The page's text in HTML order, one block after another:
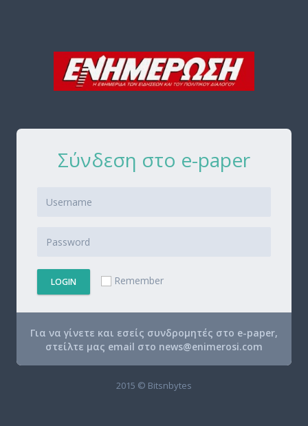
Σύνδεση στο e-paper
LOGIN Remember
Για να γίνετε και εσείς συνδρομητές στο e-paper,
στείλτε μας email στο news@enimerosi.com
2015 © Bitsnbytes